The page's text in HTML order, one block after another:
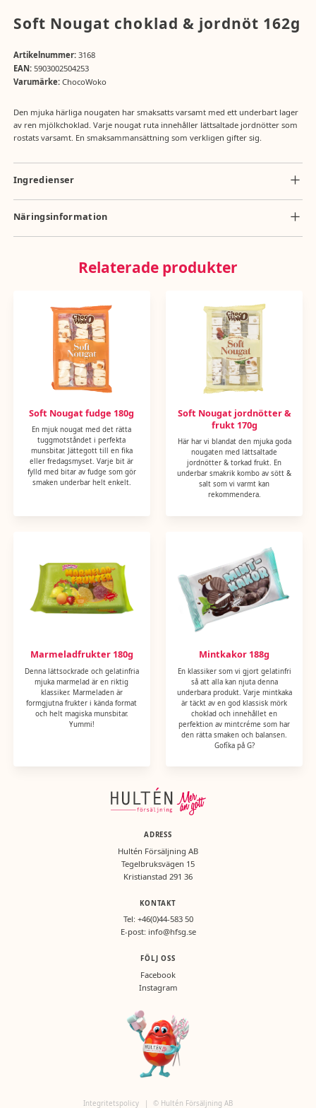
Soft Nougat choklad & jordnöt 162g
Artikelnummer:3168
EAN:5903002504253
Varumärke:ChocoWoko
Den mjuka härliga nougaten har smaksatts varsamt med ett underbart lager
av ren mjölkchoklad. Varje nougat ruta innehåller lättsaltade jordnötter som
rostats varsamt. En smaksammansättning som verkligen gifter sig.
Ingredienser
mjölkchoklad 24% (socker, kakaosmör, helMJÖLKSpulver, kakaomasse,
skumMJÖLKSpulver, emulgatorer: SOJAlecitin, E476), glukossirap, socker,
Näringsinformation
Näringsvärde per 100g: energi 1869kj/445kcal, totalt fett 15g, mättat fett
Relaterade produkter
Soft Nougat fudge 180g
En mjuk nougat med det rätta
tuggmotståndet i perfekta
munsbitar. Jättegott till en fika
eller fredagsmyset. Varje bit är
fylld med bitar av fudge som gör
smaken underbar helt enkelt.
Soft Nougat jordnötter &
frukt 170g
Här har vi blandat den mjuka goda
nougaten med lättsaltade
jordnötter & torkad frukt. En
underbar smakrik kombo av sött &
salt som vi varmt kan
rekommendera.
Marmeladfrukter 180g
Denna lättsockrade och gelatinfria
mjuka marmelad är en riktig
klassiker. Marmeladen är
formgjutna frukter i kända format
och helt magiska munsbitar.
Yummi!
Mintkakor 188g
En klassiker som vi gjort gelatinfri
så att alla kan njuta denna
underbara produkt. Varje mintkaka
är täckt av en god klassisk mörk
choklad och innehållet en
perfektion av mintcréme som har
den rätta smaken och balansen.
Gofíka på G?
ADRESS
Hultén Försäljning AB
Tegelbruksvägen 15
Kristianstad 291 36
KONTAKT
Tel: +46(0)44-583 50
E-post: info@hfsg.se
FÖLJ OSS
Facebook
Instagram
Integritetspolicy | © Hultén Försäljning AB